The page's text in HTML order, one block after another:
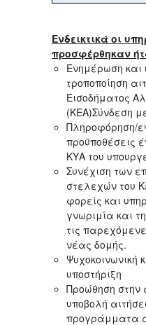
Ενδεικτικά οι
προσφέρθηκαν
Ενημέρωση και
τροποποίηση
Εισοδήματος
(ΚΕΑ)Σύνδεση
Πληροφόρηση/
προϋποθέσεις
ΚΥΑ του
Συνέχιση των
στελεχών του
φορείς και
γνωριμία και
τις
νέας δομής.
Ψυχοκοινωνική
υποστήριξη
Προώθηση
υποβολή
προγράμματα